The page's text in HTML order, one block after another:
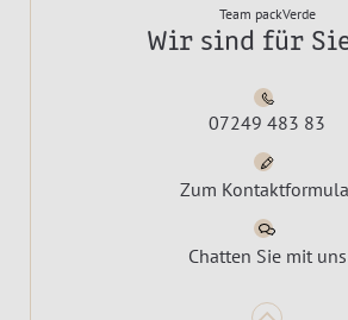
Team packVerde
Wir sind für
07249 483 83
Zum
Chatten Sie mit uns